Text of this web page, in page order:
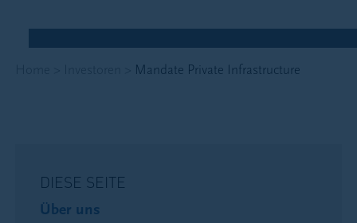
Mandate Private Infrastructure
DIESE SEITE
Über uns